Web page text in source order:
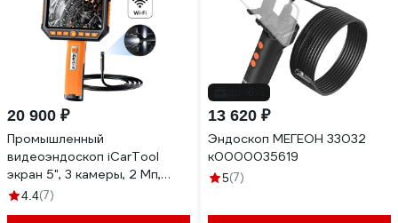
20 900 ₽
Промышленный
видеоэндоскоп iCarTool
экран 5", 3 камеры, 2 Мп,
1920x1080, 1 м, 8 мм
4.4(7)
13 620 ₽
Эндоскоп МЕГЕОН 33032
к0000035619
5(7)